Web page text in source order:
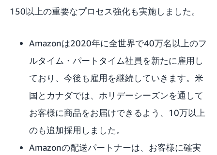
150以上の重要なプロセス強化も実施しました。
Amazonは2020年に全世界で40万名以上のフ
ルタイム・パートタイム社員を新たに雇用し
ており、今後も雇用を継続していきます。米
国とカナダでは、ホリデーシーズンを通して
お客様に商品をお届けできるよう、10万以上
のも追加採用しました。
Amazonの配送パートナーは、お客様に確実